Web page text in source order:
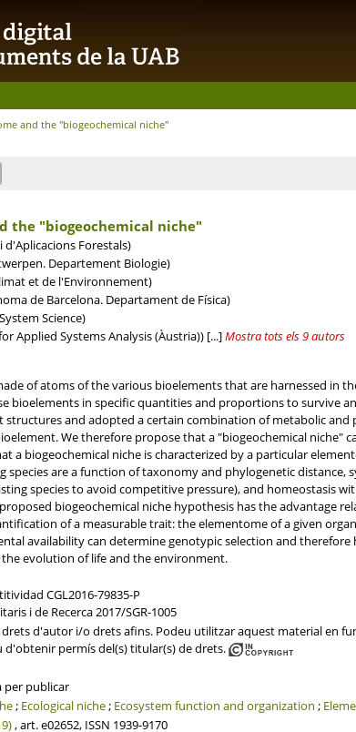
and the "biogeochemical niche"
the "biogeochemical niche"
d'Aplicacions Forestals)
Departement Biologie)
et de l'Environnement)
de Barcelona. Departament de Física)
Science)
Applied Systems Analysis (Àustria)) [...]Mostra tots els 9 autors
of atoms of the various bioelements that are harnessed in
bioelements in specific quantities and proportions to survive
and adopted a certain combination of metabolic and
We therefore propose that a "biogeochemical niche"
a biogeochemical niche is characterized by a particular
species are a function of taxonomy and phylogenetic
species to avoid competitive pressure), and homeostasis
biogeochemical niche hypothesis has the advantage
of a measurable trait: the elementome of a given
availability can determine genotypic selection and
evolution of life and the environment.
CGL2016-79835-P
i de Recerca 2017/SGR-1005
d'autor i/o drets afins. Podeu utilitzar aquest material en
d'obtenir permís del(s) titular(s) de drets.
per publicar
; Ecological niche; Ecosystem function and organization ;
, art. e02652, ISSN 1939-9170